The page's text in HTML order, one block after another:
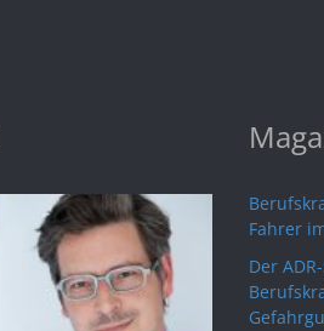
Fahrer
Der